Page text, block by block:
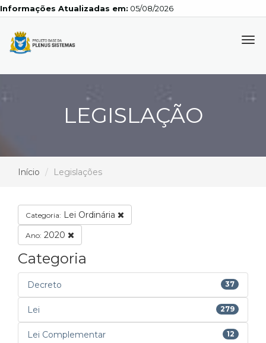
Atualizadas em: 05/08/2026
LEGISLAÇÃO
Início Legislações
Categoria: Lei Ordinária
Ano: 2020
Categoria
Decreto 37
Lei 279
Lei Complementar 12